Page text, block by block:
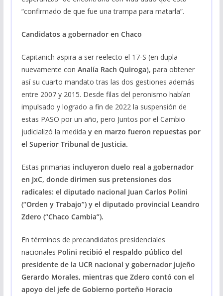
“confirmado de que fue una trampa para matarla”.
Candidatos a gobernador en Chaco
Capitanich aspira a ser reelecto el 17-S (en dupla
nuevamente con Analía Rach Quiroga), para obtener
así su cuarto mandato tras las dos gestiones además
entre 2007 y 2015. Desde filas del peronismo habían
impulsado y logrado a fin de 2022 la suspensión de
estas PASO por un año, pero Juntos por el Cambio
judicializó la medida y en marzo fueron repuestas por
el Superior Tribunal de Justicia.
Estas primarias incluyeron duelo real a gobernador
en JxC, donde dirimen sus pretensiones dos
radicales: el diputado nacional Juan Carlos Polini
(“Orden y Trabajo”) y el diputado provincial Leandro
Zdero (“Chaco Cambia”).
En términos de precandidatos presidenciales
nacionales Polini recibió el respaldo público del
presidente de la UCR nacional y gobernador jujeño
Gerardo Morales, mientras que Zdero contó con el
apoyo del jefe de Gobierno porteño Horacio